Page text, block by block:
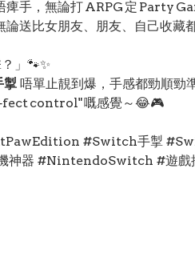
手，無論打 ARPG 定 Party
送比女朋友、朋友、自己收藏
」🐾✨
掣 唔單止靚到爆，手感都勁順勁
control" 嘅感覺～😂🎮
#Switch手掣
神器 #NintendoSwitch #遊